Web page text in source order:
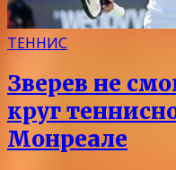
ТЕННИС
Зверев не
круг
Монреале